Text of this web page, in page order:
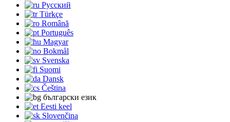
Русский
Türkçe
Română
Português
Magyar
Bokmål
Svenska
Suomi
Dansk
Čeština
български език
Eesti keel
Slovenčina